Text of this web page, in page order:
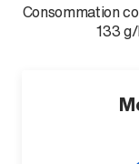
Consommation
133